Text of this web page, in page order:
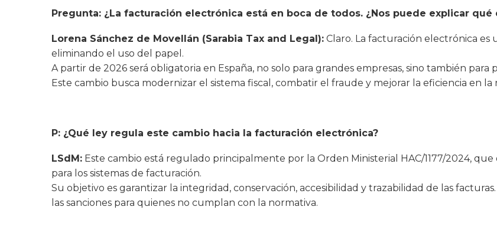
Pregunta: ¿La facturación electrónica está en boca de todos. ¿Nos puede explicar
Lorena Sánchez de Movellán (Sarabia Tax and Legal): Claro. La facturación electrónica es
eliminando el uso del papel.
A partir de 2026 será obligatoria en España, no solo para grandes empresas, sino también para
Este cambio busca modernizar el sistema fiscal, combatir el fraude y mejorar la eficiencia en
P: ¿Qué ley regula este cambio hacia la facturación electrónica?
LSdM: Este cambio está regulado principalmente por la Orden Ministerial HAC/1177/2024,
para los sistemas de facturación.
Su objetivo es garantizar la integridad, conservación, accesibilidad y trazabilidad de las
las sanciones para quienes no cumplan con la normativa.